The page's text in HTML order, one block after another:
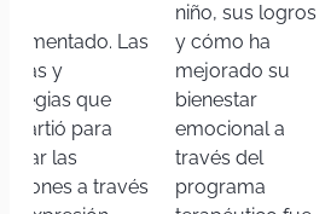
Las
y
que
para
las
a través
niño, sus logros
y cómo ha
mejorado su
bienestar
emocional a
través del
programa